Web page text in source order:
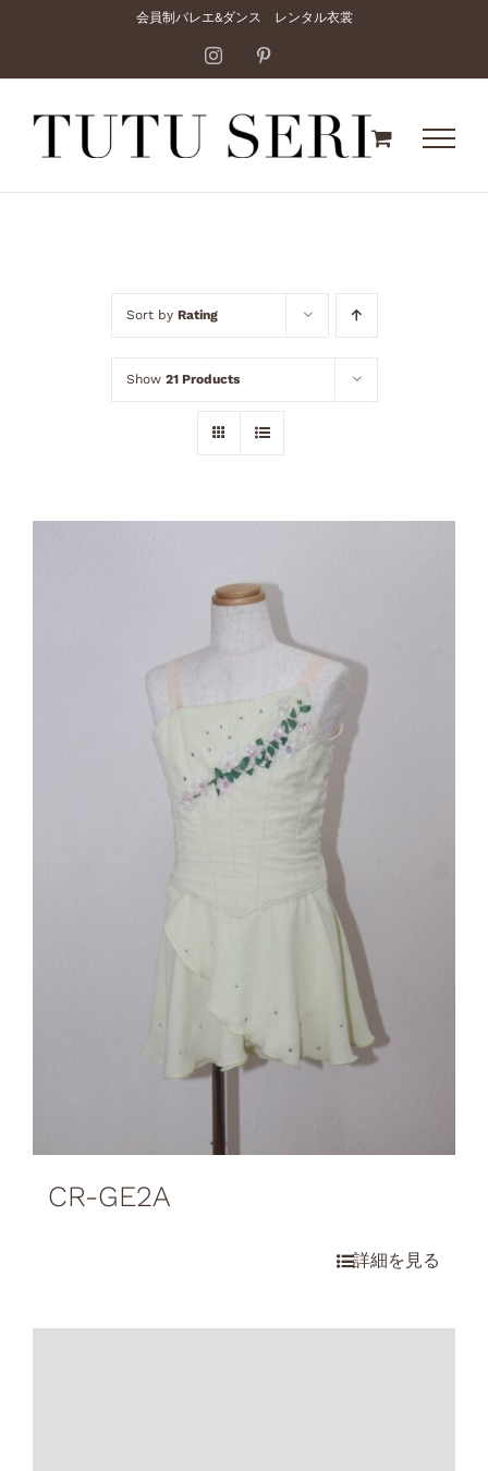
content
会員制バレエ&ダンス レンタル衣裳
Instagram
Sort by Rating
Show 21 Products
CR-GE2A